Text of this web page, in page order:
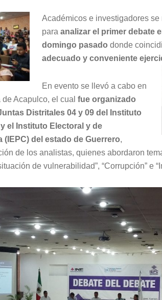
Académicos e investigadores
para analizar el primer debate
domingo pasado donde
adecuado y conveniente
En evento se llevó a cabo en
Acapulco, el cual fue organizado
Distritales 04 y 09 del Instituto
el Instituto Electoral y de
del estado de Guerrero,
de los analistas, quienes abordaron
de vulnerabilidad”, “Corrupción” e